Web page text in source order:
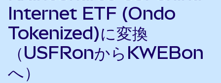
Internet ETF (Ondo
Tokenized)に変換
（USFRonからKWEBon
へ）